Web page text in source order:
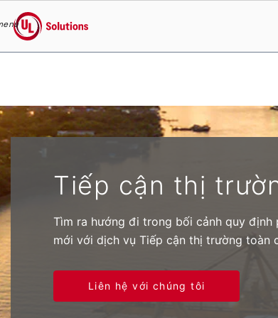
UL Solutions
Tiếp cận thị
Tìm ra hướng đi trong bối cảnh quy
mới với dịch vụ Tiếp cận thị trường toàn
Liên hệ với chúng tôi